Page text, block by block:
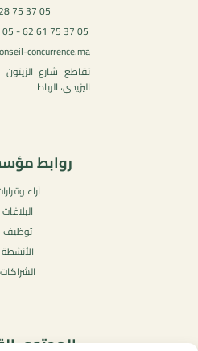
05 37 75 28 10
05 37 75 61 62 - 05 37 75 88 53
concurrence.ma
تقاطع شارع
اليزيدي، الرباط
روابط
آراء
البلاغات
توظيف
الأنشطة
الشراكات
المحتوى